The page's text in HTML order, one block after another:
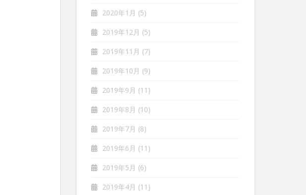
2020年1月 (5)
2019年12月 (5)
2019年11月 (7)
2019年10月 (9)
2019年9月 (11)
2019年8月 (10)
2019年7月 (8)
2019年6月 (11)
2019年5月 (6)
2019年4月 (11)